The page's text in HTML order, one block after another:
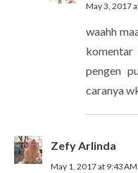
May 3, 2017
waahh
pengen
caranya
Zefy Arlinda
May 1, 2017 at 9:43 AM